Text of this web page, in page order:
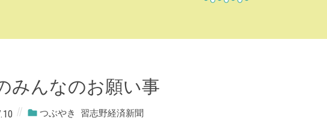
みんなのお願い事
つぶやき 習志野経済新聞